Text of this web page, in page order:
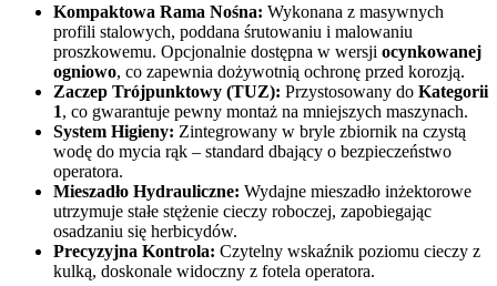
Kompaktowa Rama Nośna: Wykonana z masywnych
profili stalowych, poddana śrutowaniu i malowaniu
proszkowemu. Opcjonalnie dostępna w wersji ocynkowanej
ogniowo, co zapewnia dożywotnią ochronę przed korozją.
Zaczep Trójpunktowy (TUZ): Przystosowany do Kategorii
1, co gwarantuje pewny montaż na mniejszych maszynach.
System Higieny: Zintegrowany w bryle zbiornik na czystą
wodę do mycia rąk – standard dbający o bezpieczeństwo
operatora.
Mieszadło Hydrauliczne: Wydajne mieszadło inżektorowe
utrzymuje stałe stężenie cieczy roboczej, zapobiegając
osadzaniu się herbicydów.
Precyzyjna Kontrola: Czytelny wskaźnik poziomu cieczy z
kulką, doskonale widoczny z fotela operatora.